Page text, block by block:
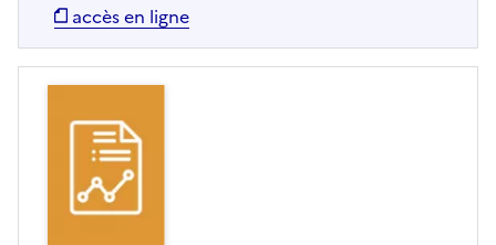
accès en ligne